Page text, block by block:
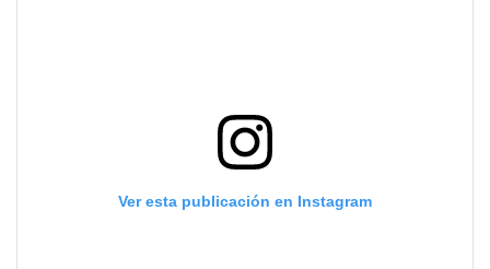
Ver esta publicación en Instagram